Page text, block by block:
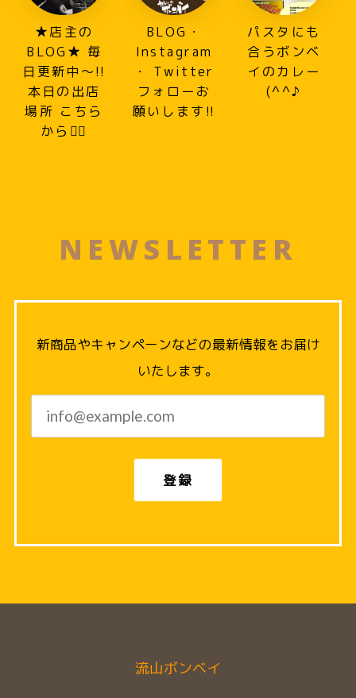
★店主の
BLOG★ 毎
日更新中～!!
本日の出店
場所 こちら
から💁‍♀️
BLOG・
Instagram
・ Twitter
フォローお
願いします!!
パスタにも
合うボンベ
イのカレー
(^^♪
NEWSLETTER
新商品やキャンペーンなどの最新情報をお届け
いたします。
登録
流山ボンベイ